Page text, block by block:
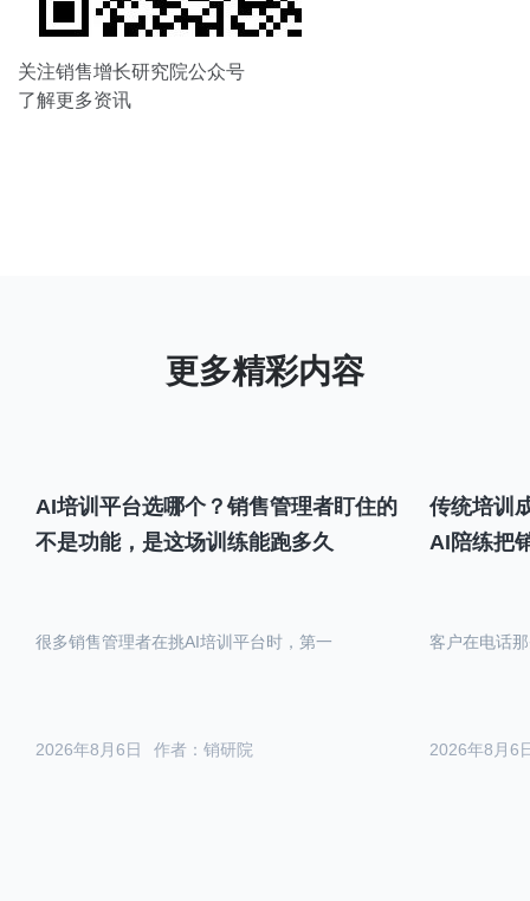
关注销售增长研究院公众号
了解更多资讯
AI培训平台选哪个？销售管理者盯住的
不是功能，是这场训练能跑多久
作者：销研院
2026年8月6日
很多销售管理者在挑AI培训平台时，第一
传统培训
AI陪练把
2026年8月6
客户在电话